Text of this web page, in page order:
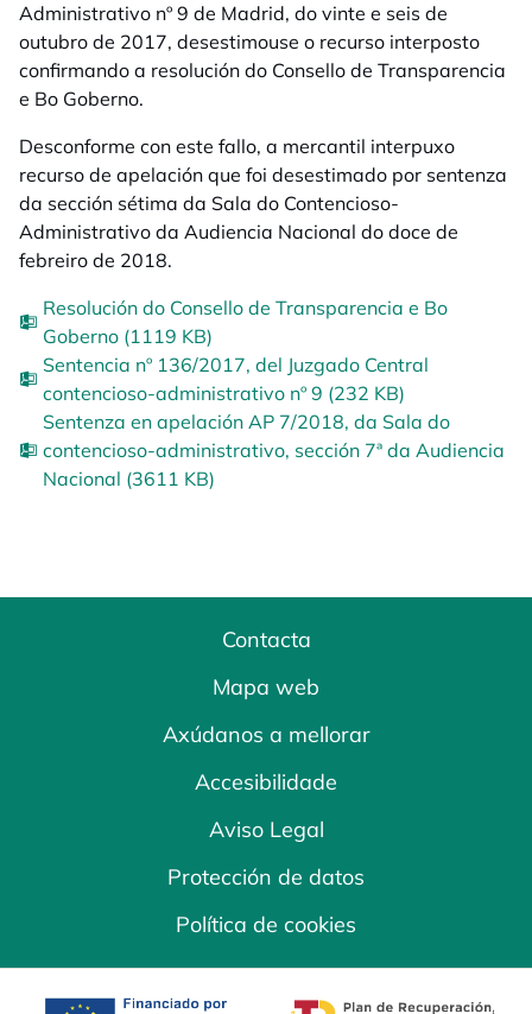
Administrativo nº 9 de Madrid, do vinte e seis de
outubro de 2017, desestimouse o recurso interposto
confirmando a resolución do Consello de Transparencia
e Bo Goberno.
Desconforme con este fallo, a mercantil interpuxo
recurso de apelación que foi desestimado por sentenza
da sección sétima da Sala do Contencioso-
Administrativo da Audiencia Nacional do doce de
febreiro de 2018.
Resolución do Consello de Transparencia e Bo
Goberno (1119 KB)
Sentencia nº 136/2017, del Juzgado Central
contencioso-administrativo nº 9 (232 KB)
Sentenza en apelación AP 7/2018, da Sala do
contencioso-administrativo, sección 7ª da Audiencia
Nacional (3611 KB)
Contacta
Mapa web
Axúdanos a mellorar
Accesibilidade
Aviso Legal
Protección de datos
Política de cookies